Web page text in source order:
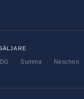
Summa Neschen